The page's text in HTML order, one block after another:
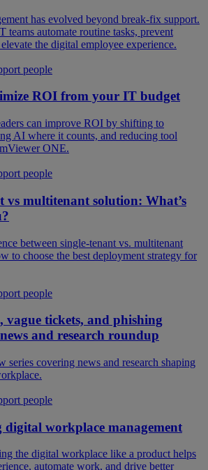
has evolved beyond break-fix support.
teams automate routine tasks, prevent
the digital employee experience.
people
ROI from your IT budget
can improve ROI by shifting to
AI where it counts, and reducing tool
ONE.
people
vs multitenant solution: What’s
between single-tenant vs. multitenant
to choose the best deployment strategy for
people
vague tickets, and phishing
and research roundup
series covering news and research shaping
people
digital workplace management
the digital workplace like a product helps
automate work, and drive better